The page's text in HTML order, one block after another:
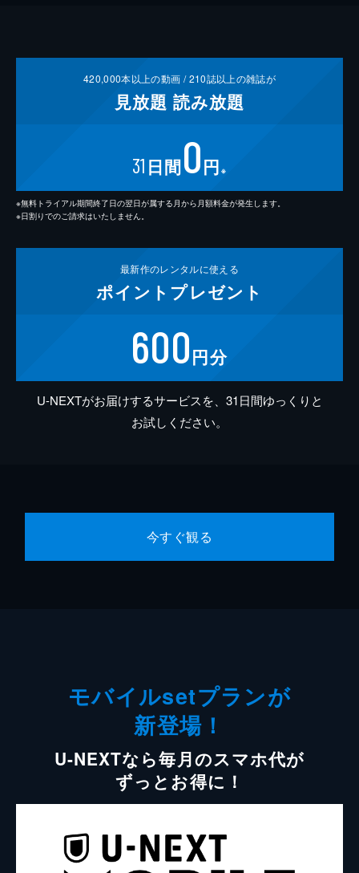
420,000本以上の動画 /210誌以上の雑誌が
見放題 読み放題
31 日間0円 ※
※無料トライアル期間終了日の翌日が属する月から月額料金が発生します。
※日割りでのご請求はいたしません。
最新作のレンタルに使える
ポイント プレゼント
600円分
U-NEXTがお届けするサービスを、31日間ゆっくりと
お試しください。
今すぐ観る
モバイルsetプランが
新登場！
U-NEXTなら毎月のスマホ代が
ずっとお得に！